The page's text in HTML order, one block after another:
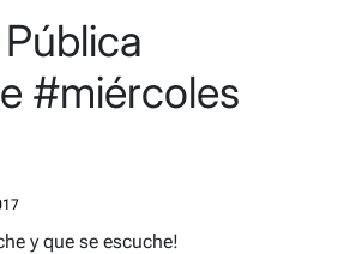
#miércoles
y que se escuche!